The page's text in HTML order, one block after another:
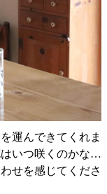
運んできてくれま
いつ咲くのかな…
せを感じてくださ